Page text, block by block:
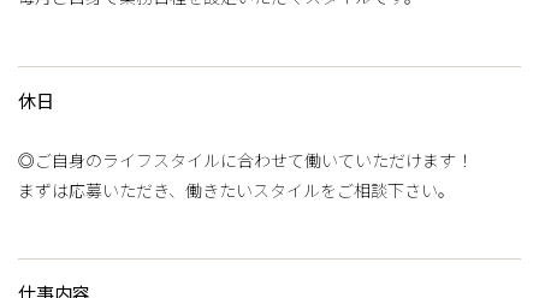
休日
◎ご自身のライフスタイルに合わせて働いていただけます！
まずは応募いただき、働きたいスタイルをご相談下さい。